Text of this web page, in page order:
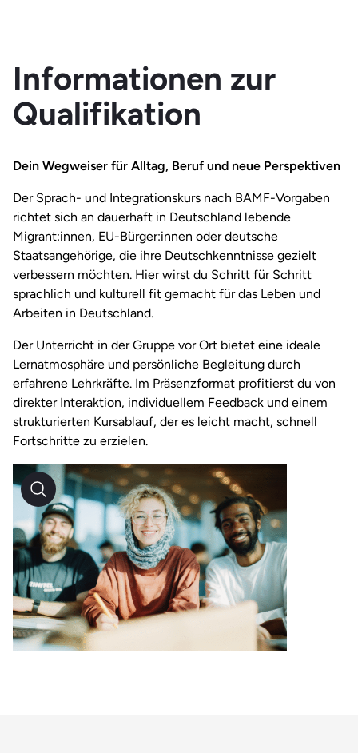
Informationen zur
Qualifikation
Dein Wegweiser für Alltag, Beruf und neue Perspektiven
Der Sprach- und Integrationskurs nach BAMF-Vorgaben
richtet sich an dauerhaft in Deutschland lebende
Migrant:innen, EU-Bürger:innen oder deutsche
Staatsangehörige, die ihre Deutschkenntnisse gezielt
verbessern möchten. Hier wirst du Schritt für Schritt
sprachlich und kulturell fit gemacht für das Leben und
Arbeiten in Deutschland.
Der Unterricht in der Gruppe vor Ort bietet eine ideale
Lernatmosphäre und persönliche Begleitung durch
erfahrene Lehrkräfte. Im Präsenzformat profitierst du von
direkter Interaktion, individuellem Feedback und einem
strukturierten Kursablauf, der es leicht macht, schnell
Fortschritte zu erzielen.